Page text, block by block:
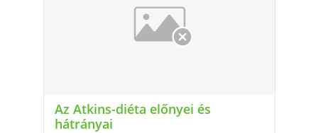
Az Atkins-diéta előnyei és
hátrányai